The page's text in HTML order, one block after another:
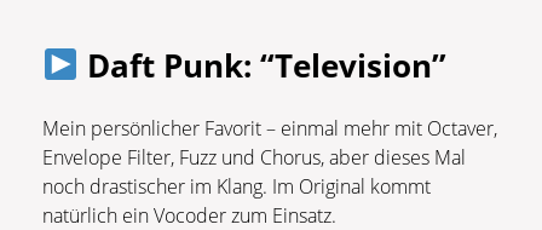
Daft Punk: “Television”
Mein persönlicher Favorit – einmal mehr mit Octaver,
Envelope Filter, Fuzz und Chorus, aber dieses Mal
noch drastischer im Klang. Im Original kommt
natürlich ein Vocoder zum Einsatz.